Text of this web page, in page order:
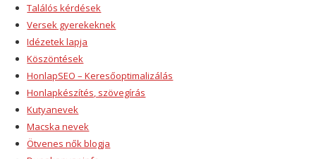
Találós kérdések
Versek gyerekeknek
Idézetek lapja
Köszöntések
HonlapSEO – Keresőoptimalizálás
Honlapkészítés, szövegírás
Kutyanevek
Macska nevek
Ötvenes nők blogja